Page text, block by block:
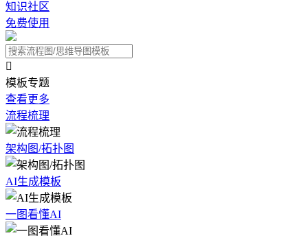
知识社区
免费使用

模板专题
查看更多
流程梳理
架构图/拓扑图
AI生成模板
一图看懂AI